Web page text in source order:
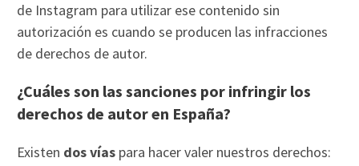
de Instagram para utilizar ese contenido sin
autorización es cuando se producen las infracciones
de derechos de autor.
¿Cuáles son las sanciones por infringir los
derechos de autor en España?
Existen dos vías para hacer valer nuestros derechos: